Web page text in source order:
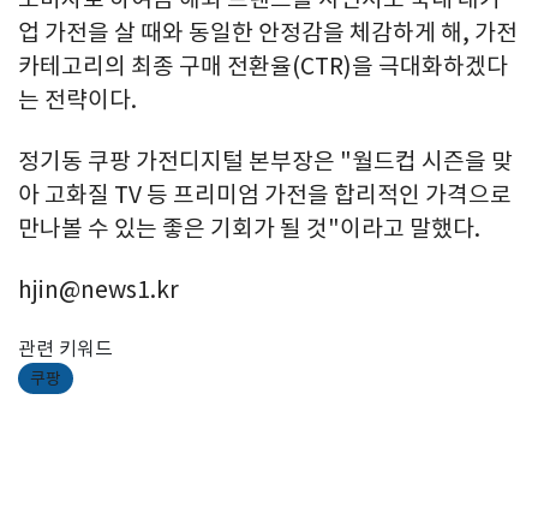
업 가전을 살 때와 동일한 안정감을 체감하게 해, 가전
카테고리의 최종 구매 전환율(CTR)을 극대화하겠다
는 전략이다.
정기동 쿠팡 가전디지털 본부장은 "월드컵 시즌을 맞
아 고화질 TV 등 프리미엄 가전을 합리적인 가격으로
만나볼 수 있는 좋은 기회가 될 것"이라고 말했다.
hjin@news1.kr
관련 키워드
쿠팡